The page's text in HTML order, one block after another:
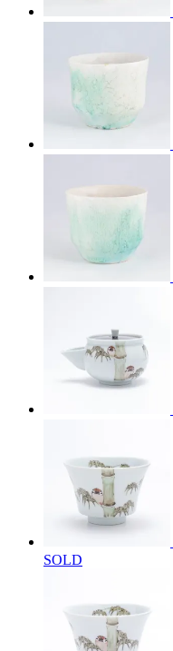
SOLD